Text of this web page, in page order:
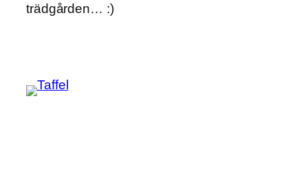
trädgården… :)